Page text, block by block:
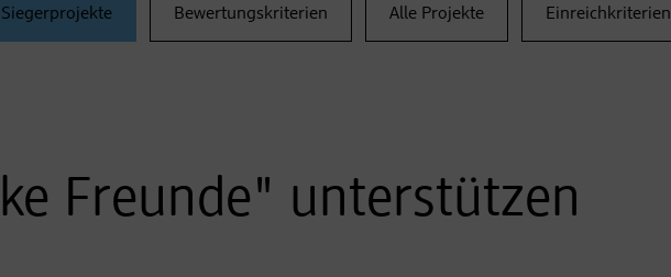
Siegerprojekte Bewertungskriterien Alle Projekte Einreichkriterien
Freunde" unterstützen